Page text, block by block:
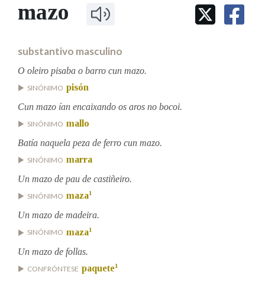
IDENTIDADE CORPORATIVA
MARCIAL DEL ADALID
FIGURAS HOMENAXEADAS
PRIMAVERA DAS LETRAS
Facebook
TwitterYoutubeInstagram
Bluesky
BUSCAR NOS LEMAS
Remata por
Contén
BUSCAR NO CONTIDO
Nos exemplos
mazo
substantivo masculino
O oleiro pisaba o barro cun mazo.
SINÓNIMO pisón
Cun mazo ían encaixando os aros no bocoi.
SINÓNIMO mallo
Batía naquela peza de ferro cun mazo.
SINÓNIMO marra
Un mazo de pau de castiñeiro.
SINÓNIMO maza1
Un mazo de madeira.
SINÓNIMO maza1
Un mazo de follas.
CONFRÓNTESE paquete1